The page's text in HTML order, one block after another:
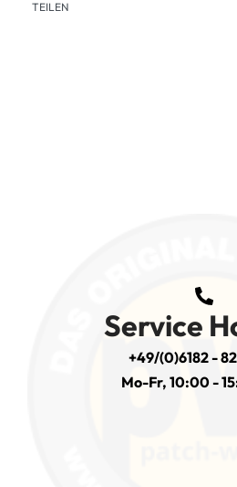
TEILEN
Service
+49/(0)6182 -
Mo-Fr, 10:00 -